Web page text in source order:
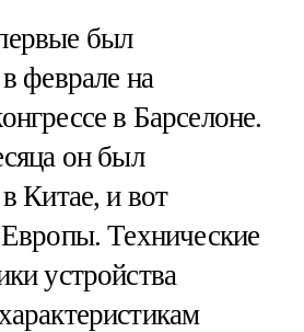
был
феврале на
в Барселоне.
он был
Китае, и вот
Технические
устройства